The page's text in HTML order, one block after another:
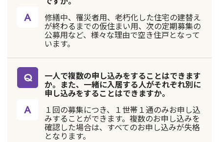
修繕中、罹災者用、老朽化した住宅の建替え
が終わるまでの仮住まい用、次の定期募集の
公募用など、様々な理由で空き住戸となって
います。
一人で複数の申し込みをすることはできます
か。また、一緒に入居する人がそれぞれ別に
申し込みをすることはできますか。
１回の募集につき、１世帯１通のみお申し込
みすることができます。複数のお申し込みを
確認した場合は、すべてのお申し込みが失格
となります。